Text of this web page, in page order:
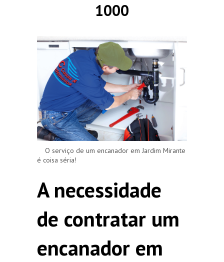
1000
O serviço de um encanador em Jardim Mirante
é coisa séria!
A necessidade
de contratar um
encanador em